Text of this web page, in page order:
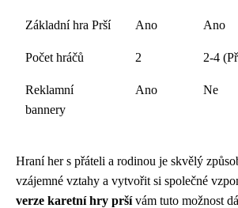
Základní hra Prší Ano Ano
Počet hráčů 2 2-4
Reklamní
bannery
Ano Ne
Hraní her s přáteli a rodinou je skvělý
vzájemné vztahy a vytvořit si společné
verze karetní hry pršívám tuto možnost